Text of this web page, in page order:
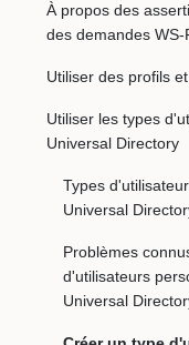
À propos des
des demandes WS-
Utiliser des profils
Utiliser les types
Universal Directory
Types
Universal
Problèmes
d'utilisateurs
Universal